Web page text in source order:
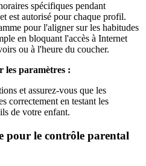
spécifiques pendant
est autorisé pour chaque profil.
pour l'aligner sur les habitudes
en bloquant l'accès à Internet
ou à l'heure du coucher.
les paramètres :
et assurez-vous que les
correctement en testant les
de votre enfant.
pour le contrôle parental